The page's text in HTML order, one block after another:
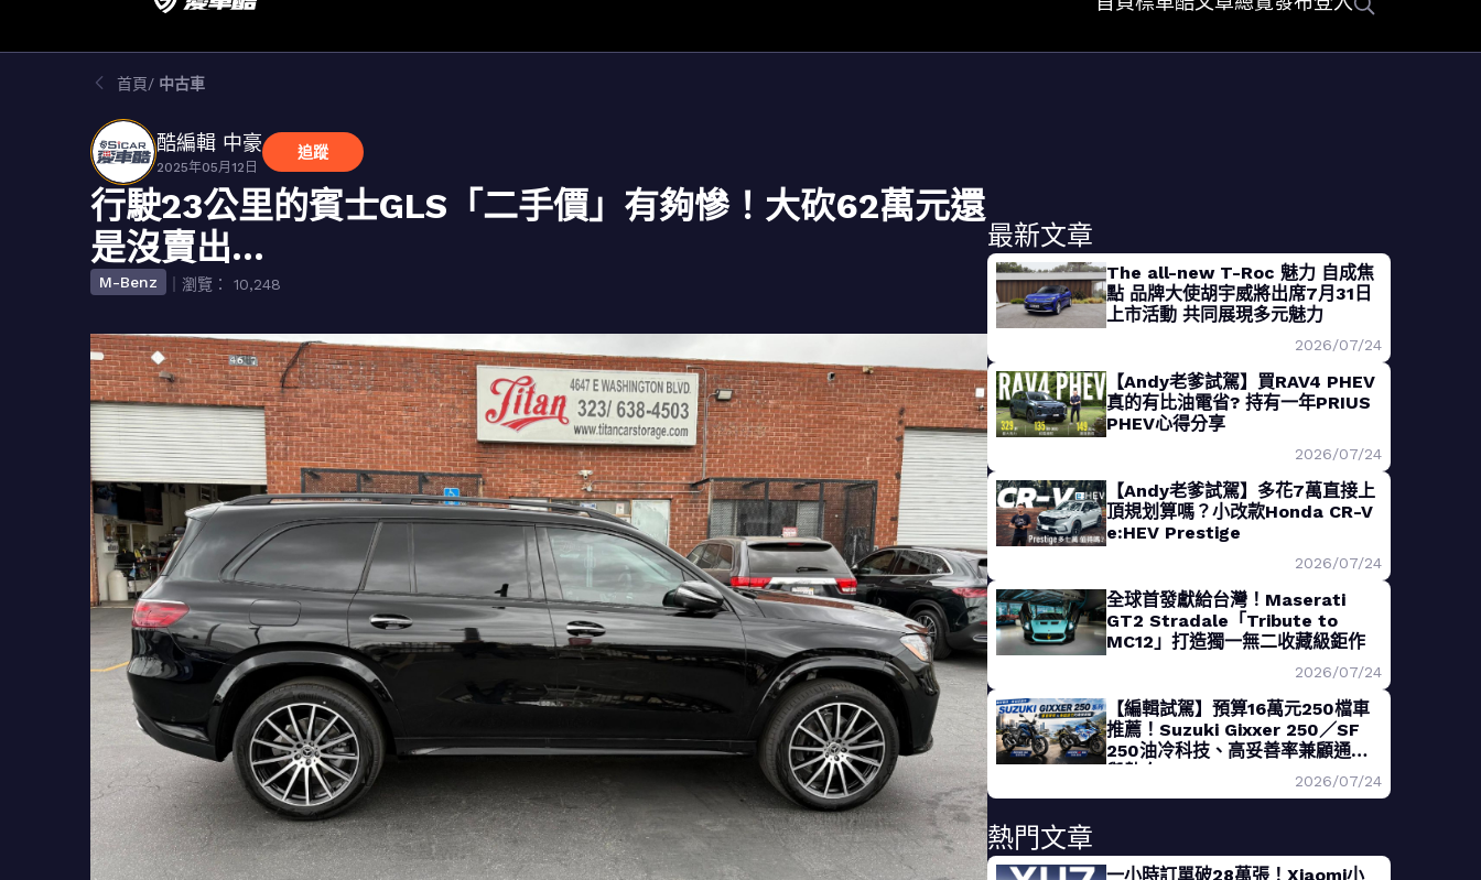
首頁 中古車
酷編輯 中豪
2025年05月12日
追蹤
行駛23公里的賓士GLS「二手價」有夠慘！大砍62萬元還
是沒賣出…
M-Benz ｜瀏覽： 10,248
最新文章
The all-new T-Roc 魅力 自成焦
點 品牌大使胡宇威將出席7月31日
上市活動 共同展現多元魅力
2026/07/24
【Andy老爹試駕】買RAV4 PHEV
真的有比油電省? 持有一年PRIUS
PHEV心得分享
2026/07/24
【Andy老爹試駕】多花7萬直接上
頂規划算嗎？小改款Honda CR-V
e:HEV Prestige
2026/07/24
全球首發獻給台灣！Maserati
GT2 Stradale「Tribute to
MC12」打造獨一無二收藏級鉅作
2026/07/24
【編輯試駕】預算16萬元250檔車
推薦！Suzuki Gixxer 250／SF
250油冷科技、高妥善率兼顧通勤
與熱血
2026/07/24
熱門文章
一小時訂單破28萬張！Xiaomi小